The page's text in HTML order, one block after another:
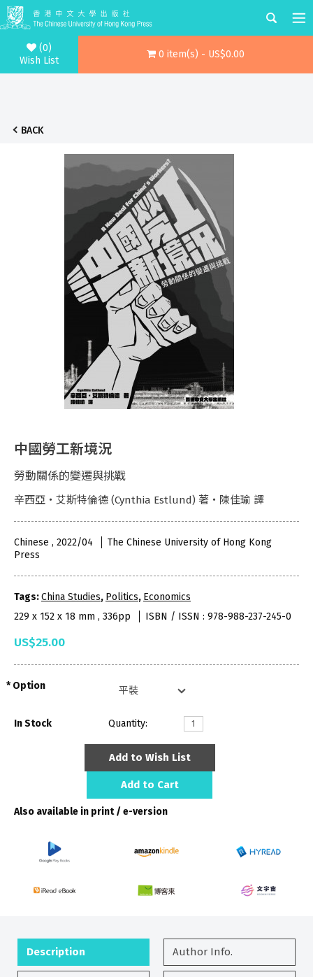
(0)
Wish List
0 item(s) - US$0.00
BACK
中國勞工新境況
勞動關係的變遷與挑戰
辛西亞・艾斯特倫德 (Cynthia Estlund) 著・陳佳瑜 譯
Chinese , 2022/04
The Chinese University of Hong Kong
Press
Tags:China Studies, Politics, Economics
229 x 152 x 18 mm , 336pp
ISBN / ISSN : 978-988-237-245-0
US$25.00
Option
In Stock Quantity:
Add to Wish List
Add to Cart
Also available in print / e-version
Description Author Info.